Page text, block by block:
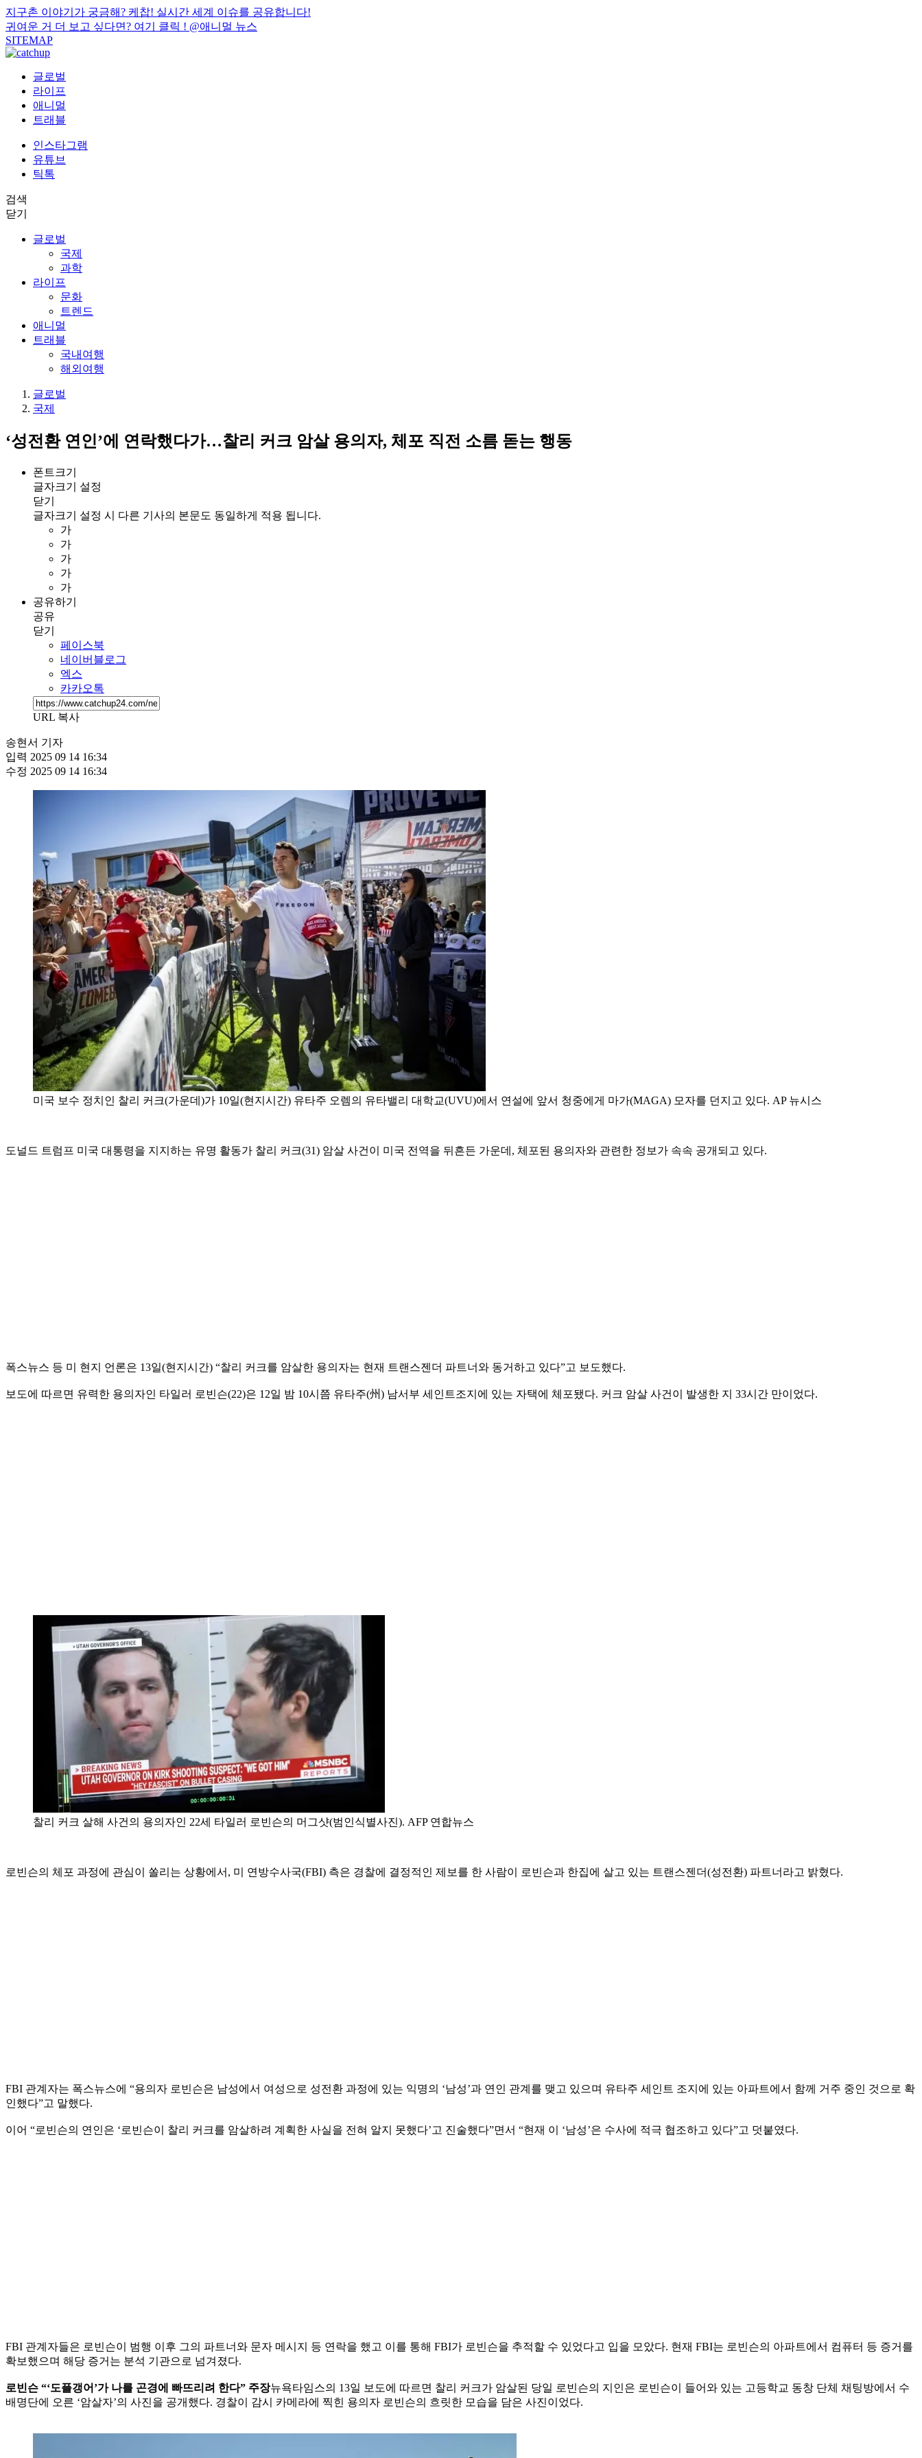
지구촌 이야기가 궁금해? 케찹! 실시간 세계 이슈를 공유합니다!
귀여운 거 더 보고 싶다면? 여기 클릭 ! @애니멀 뉴스
SITEMAP
글로벌
라이프
애니멀
트래블
인스타그램
유튜브
틱톡
검색
닫기
글로벌
국제
과학
라이프
문화
트렌드
애니멀
트래블
국내여행
해외여행
글로벌
국제
‘성전환 연인’에 연락했다가…찰리 커크 암살 용의자, 체포 직전 소름 돋는 행동
폰트크기
글자크기 설정
닫기
글자크기 설정 시 다른 기사의 본문도 동일하게 적용 됩니다.
가
가
가
가
가
공유하기
공유
닫기
페이스북
네이버블로그
엑스
카카오톡
URL 복사
송현서 기자
입력 2025 09 14 16:34
수정 2025 09 14 16:34
미국 보수 정치인 찰리 커크(가운데)가 10일(현지시간) 유타주 오렘의 유타밸리 대학교(UVU)에서 연설에 앞서 청중에게 마가(MAGA) 모자를 던지고 있다. AP 뉴시스
도널드 트럼프 미국 대통령을 지지하는 유명 활동가 찰리 커크(31) 암살 사건이 미국 전역을 뒤흔든 가운데, 체포된 용의자와 관련한 정보가 속속 공개되고 있다.
폭스뉴스 등 미 현지 언론은 13일(현지시간) “찰리 커크를 암살한 용의자는 현재 트랜스젠더 파트너와 동거하고 있다”고 보도했다.
보도에 따르면 유력한 용의자인 타일러 로빈슨(22)은 12일 밤 10시쯤 유타주(州) 남서부 세인트조지에 있는 자택에 체포됐다. 커크 암살 사건이 발생한 지 33시간 만이었다.
찰리 커크 살해 사건의 용의자인 22세 타일러 로빈슨의 머그샷(범인식별사진). AFP 연합뉴스
로빈슨의 체포 과정에 관심이 쏠리는 상황에서, 미 연방수사국(FBI) 측은 경찰에 결정적인 제보를 한 사람이 로빈슨과 한집에 살고 있는 트랜스젠더(성전환) 파트너라고 밝혔다.
FBI 관계자는 폭스뉴스에 “용의자 로빈슨은 남성에서 여성으로 성전환 과정에 있는 익명의 ‘남성’과 연인 관계를 맺고 있으며 유타주 세인트 조지에 있는 아파트에서 함께 거주 중인 것으로 확
인했다”고 말했다.
이어 “로빈슨의 연인은 ‘로빈슨이 찰리 커크를 암살하려 계획한 사실을 전혀 알지 못했다’고 진술했다”면서 “현재 이 ‘남성’은 수사에 적극 협조하고 있다”고 덧붙였다.
FBI 관계자들은 로빈슨이 범행 이후 그의 파트너와 문자 메시지 등 연락을 했고 이를 통해 FBI가 로빈슨을 추적할 수 있었다고 입을 모았다. 현재 FBI는 로빈슨의 아파트에서 컴퓨터 등 증거를
확보했으며 해당 증거는 분석 기관으로 넘겨졌다.
로빈슨 “‘도플갱어’가 나를 곤경에 빠뜨리려 한다” 주장뉴욕타임스의 13일 보도에 따르면 찰리 커크가 암살된 당일 로빈슨의 지인은 로빈슨이 들어와 있는 고등학교 동창 단체 채팅방에서 수
배명단에 오른 ‘암살자’의 사진을 공개했다. 경찰이 감시 카메라에 찍힌 용의자 로빈슨의 흐릿한 모습을 담은 사진이었다.